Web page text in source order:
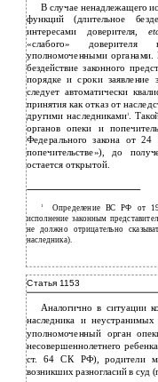
В случае ненадлежащего
функций (длительное
интересами доверителя,
«слабого»
уполномоченными органами.
бездействие законного
порядке и сроки заявление
следует автоматически
принятия как отказ от
другими наследниками1.
органов опеки и
Федерального закона от
попечительстве»), до
остается открытой.
1 Определение ВС РФ от
исполнение законным
не должно отрицательно
наследника).
Статья 1153
Аналогично в ситуации
наследника и
уполномоченный орган
несовершеннолетнего
ст. 64 СК РФ), родители
возникших разногласий в суд